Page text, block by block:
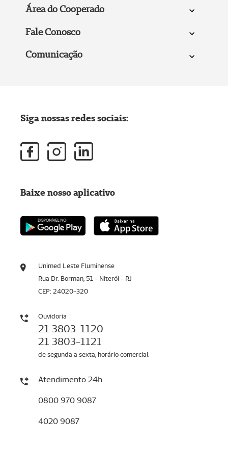
Área do Cooperado
Fale Conosco
Comunicação
Unimed Leste Fluminense
Rua Dr. Borman, 51 - Niterói - RJ
CEP: 24020-320
Ouvidoria
21 3803-1120
21 3803-1121
de segunda a sexta, horário comercial
Atendimento 24h
0800 970 9087
4020 9087
Siga nossas redes sociais:
Baixe nosso aplicativo